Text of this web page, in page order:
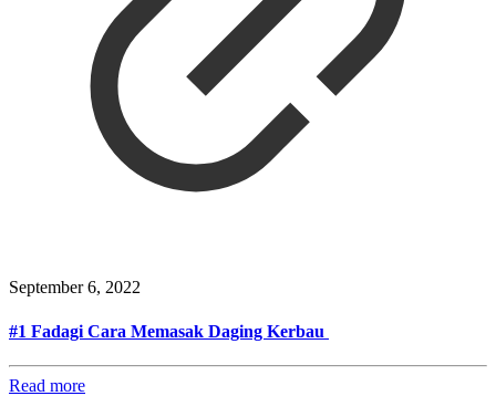
September 6, 2022
#1 Fadagi Cara Memasak Daging Kerbau
Read more